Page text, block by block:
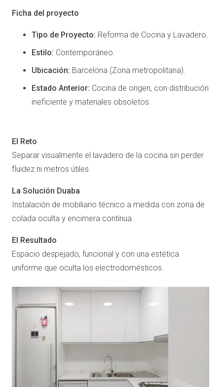
Ficha del proyecto
Tipo de Proyecto: Reforma de Cocina y Lavadero.
Estilo: Contemporáneo.
Ubicación: Barcelona (Zona metropolitana).
Estado Anterior: Cocina de origen, con distribución
ineficiente y materiales obsoletos.
El Reto
Separar visualmente el lavadero de la cocina sin perder
fluidez ni metros útiles.
La Solución Duaba
Instalación de mobiliario técnico a medida con zona de
colada oculta y encimera continua.
El Resultado
Espacio despejado, funcional y con una estética
uniforme que oculta los electrodomésticos.